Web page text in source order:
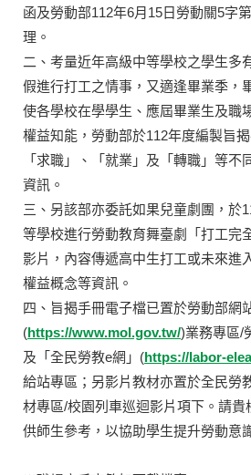
函及勞動部112年6月15日勞動關5字
理。
二、考量近年高級中等學校之學生多
假進行打工之情事，又適逢畢業季，
使各學校在學學生、應屆畢業生及職
權益知能，勞動部於112年度編製旨
「求職」、「就業」及「轉職」等不
資訊。
三、另該部亦委託如果兒童劇團，於
等學校進行勞動教育舞臺劇「打工完
影片，內容傳遞高中生打工或未來進
權益概念等資訊。
四、旨揭手冊電子檔已置於勞動部網
(https://www.mol.gov.tw/)業務專區/
及「全民勞教e網」(https://labor-
給站專區；另影片教材亦置於全民勞
材專區/校園列車巡迴影片項下。請貴
供師生參考，以協助學生提升勞動意